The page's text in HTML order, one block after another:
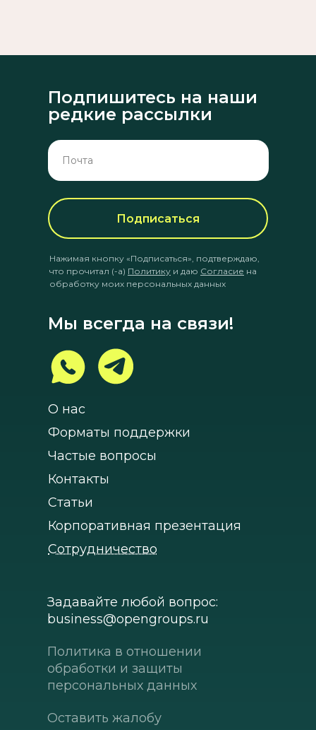
Подписаться
Мы всегда на связи!
Подпишитесь на наши
редкие рассылки
Политика в отношении
обработки и защиты
персональных данных
Оставить жалобу
Задавайте любой вопрос:
business@opengroups.ru
Сотрудничество
Корпоративная презентация
Статьи
Контакты
Частые вопросы
Форматы поддержки
О нас
Нажимая кнопку «Подписаться», подтверждаю,
что прочитал (-а) Политику и даю Согласие на
обработку моих персональных данных